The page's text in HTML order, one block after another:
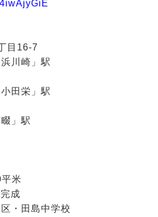
目16-7
川崎」駅
栄」駅
」駅
米
成
・田島中学校